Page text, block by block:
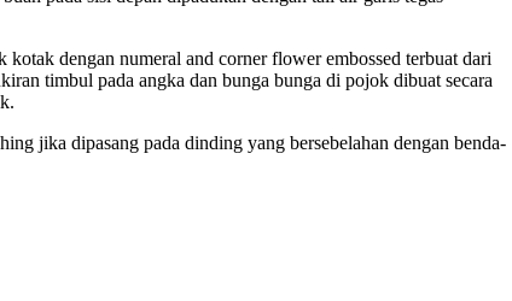
dengan numeral and corner flower embossed terbuat dari
timbul pada angka dan bunga bunga di pojok dibuat secara
jika dipasang pada dinding yang bersebelahan dengan benda-